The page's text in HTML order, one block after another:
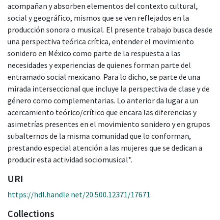
acompañan y absorben elementos del contexto cultural,
social y geográfico, mismos que se ven reflejados en la
producción sonora o musical. El presente trabajo busca desde
una perspectiva teórica crítica, entender el movimiento
sonidero en México como parte de la respuesta a las
necesidades y experiencias de quienes forman parte del
entramado social mexicano. Para lo dicho, se parte de una
mirada interseccional que incluye la perspectiva de clase y de
género como complementarias. Lo anterior da lugar a un
acercamiento teórico/crítico que encara las diferencias y
asimetrías presentes en el movimiento sonidero y en grupos
subalternos de la misma comunidad que lo conforman,
prestando especial atención a las mujeres que se dedican a
producir esta actividad sociomusical".
URI
https://hdl.handle.net/20.500.12371/17671
Collections